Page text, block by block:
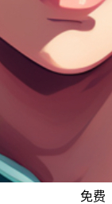
免费